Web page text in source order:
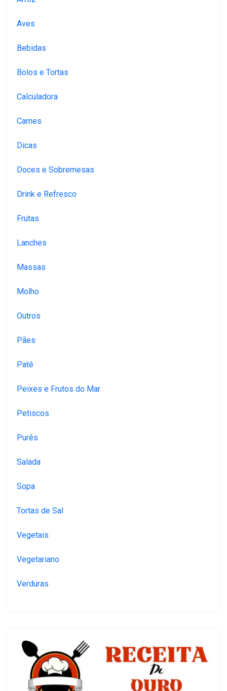
Aves
Bebidas
Bolos e Tortas
Calculadora
Carnes
Dicas
Doces e Sobremesas
Drink e Refresco
Frutas
Lanches
Massas
Molho
Outros
Pães
Patê
Peixes e Frutos do Mar
Petiscos
Purês
Salada
Sopa
Tortas de Sal
Vegetais
Vegetariano
Verduras